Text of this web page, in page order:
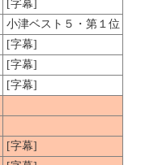
[字幕]
小津ベスト５・第１位
[字幕]
[字幕]
[字幕]
[字幕]